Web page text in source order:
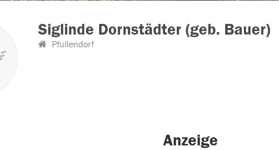
Siglinde Dornstädter (geb. Bauer)
Pfullendorf
Anzeige